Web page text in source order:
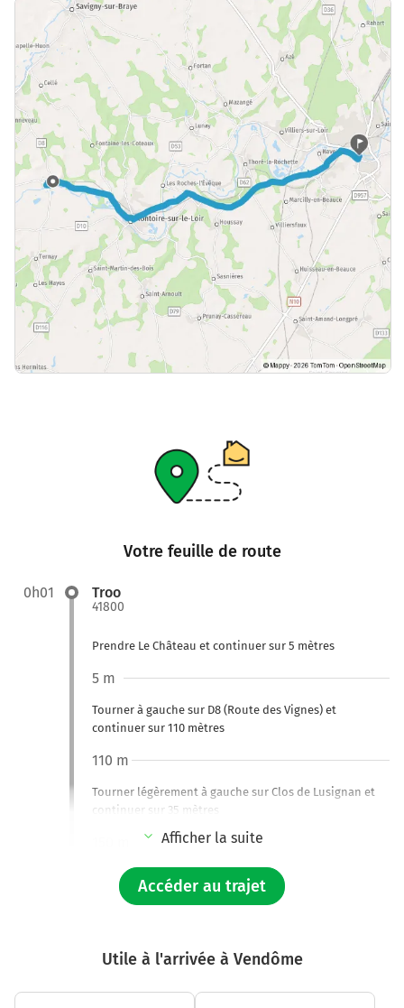
Votre feuille de route
0h01 Troo
41800
Prendre Le Château et continuer sur 5 mètres
Tourner à gauche sur D8 (Route des Vignes) et
continuer sur 110 mètres
5 m
Tourner légèrement à gauche sur Clos de Lusignan et
continuer sur 35 mètres
110 m
Tourner légèrement à droite sur La Bretonnerie et
continuer sur 95 mètres
Continuer Cheminement de Rome sur 220 mètres
450 m
Afficher la suite
Accéder au trajet
Utile à l'arrivée à Vendôme